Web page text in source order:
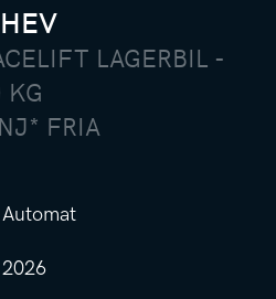
LAGERBIL -
FRIA
Automat
2026